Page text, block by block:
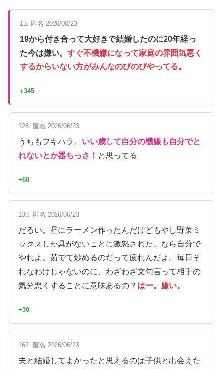
13. 匿名 2026/06/23
19から付き合って大好きで結婚したのに20年経っ
た今は嫌い。 すぐ不機嫌になって家庭の雰囲気悪く
するからいない方がみんなのびのびやってる。
+345
128. 匿名 2026/06/23
うちもフキハラ。 いい歳して自分の機嫌も自分でと
れないとか器ちっさ！ と思ってる
+68
138. 匿名 2026/06/23
だるい。昼にラーメン作ったんだけどもやし野菜ミ
ックスしか具がないことに激怒された。なら自分で
やれよ。茹でて炒めるのだって疲れんだよ。毎日そ
れなわけじゃないのに、わざわざ文句言って相手の
気分悪くすることに意味あるの？ はー。嫌い。
+30
162. 匿名 2026/06/23
夫と結婚してよかったと思えるのは子供と出会えた